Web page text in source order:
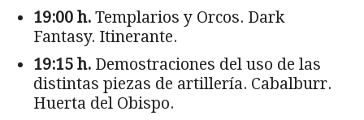
19:00 h. Templarios y Orcos. Dark
Fantasy. Itinerante.
19:15 h. Demostraciones del uso de las
distintas piezas de artillería. Cabalburr.
Huerta del Obispo.